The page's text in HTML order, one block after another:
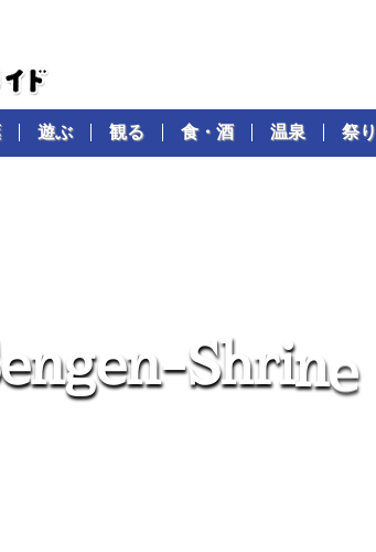
遊ぶ 観る 食・酒 温泉 祭り
engen-Shrine